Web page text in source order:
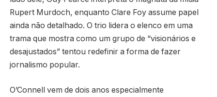
Rupert Murdoch, enquanto Clare Foy assume papel
ainda não detalhado. O trio lidera o elenco em uma
trama que mostra como um grupo de “visionários e
desajustados” tentou redefinir a forma de fazer
jornalismo popular.
O’Connell vem de dois anos especialmente